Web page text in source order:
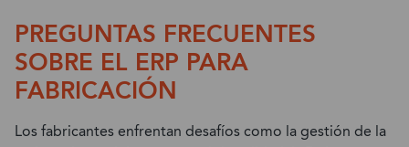
PREGUNTAS FRECUENTES
SOBRE EL ERP PARA
FABRICACIÓN
Los fabricantes enfrentan desafíos como la gestión de la